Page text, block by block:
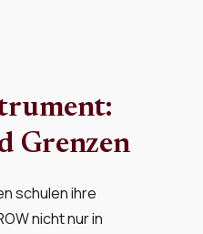
Grenzen
schulen ihre
nicht nur in